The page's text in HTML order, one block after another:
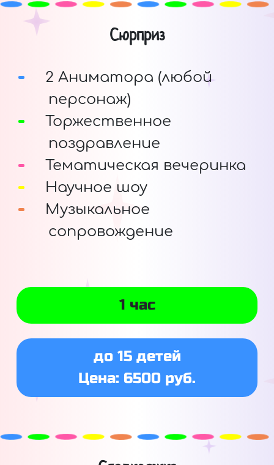
Сюрприз
2 Аниматора (любой
персонаж)
Торжественное
поздравление
Тематическая вечеринка
Научное шоу
Музыкальное
сопровождение
1 час
до 15 детей
Цена: 6500 руб.